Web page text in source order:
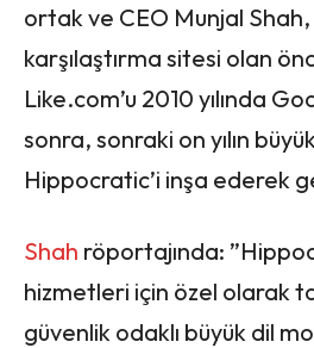
ortak ve CEO Munjal Shah,
karşılaştırma sitesi olan
Like.com’u 2010 yılında
sonra, sonraki on yılın
Hippocratic’i inşa ederek
Shah röportajında:
hizmetleri için özel olarak
güvenlik odaklı büyük dil